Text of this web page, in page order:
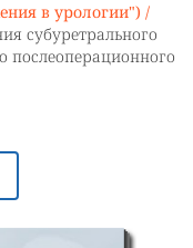
в урологии") /
субуретрального
послеоперационного